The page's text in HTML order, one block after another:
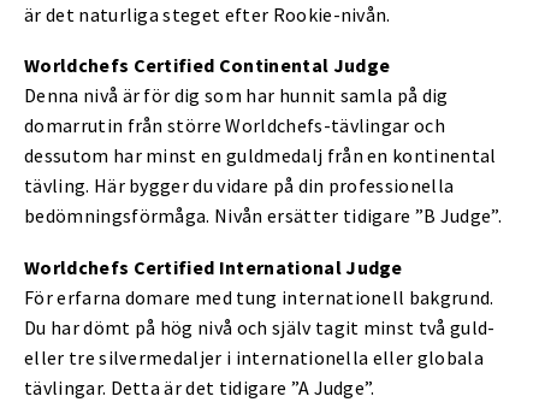
är det naturliga steget efter Rookie-nivån.
Worldchefs Certified Continental Judge
Denna nivå är för dig som har hunnit samla på dig
domarrutin från större Worldchefs-tävlingar och
dessutom har minst en guldmedalj från en kontinental
tävling. Här bygger du vidare på din professionella
bedömningsförmåga. Nivån ersätter tidigare ”B Judge”.
Worldchefs Certified International Judge
För erfarna domare med tung internationell bakgrund.
Du har dömt på hög nivå och själv tagit minst två guld-
eller tre silvermedaljer i internationella eller globala
tävlingar. Detta är det tidigare ”A Judge”.